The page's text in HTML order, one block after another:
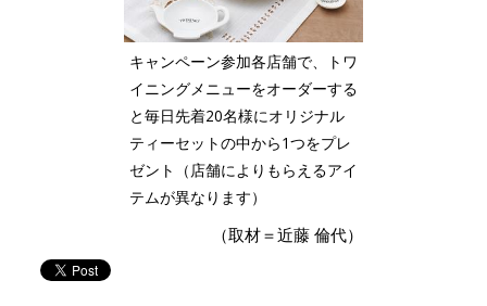
キャンペーン参加各店舗で、トワ
イニングメニューをオーダーする
と毎日先着20名様にオリジナル
ティーセットの中から1つをプレ
ゼント（店舗によりもらえるアイ
テムが異なります）
（取材＝近藤 倫代）